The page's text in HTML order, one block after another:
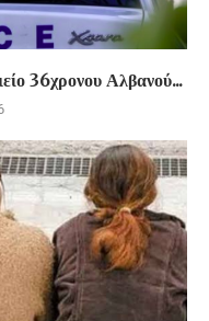
36χρονου Αλβανού...